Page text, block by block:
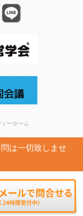
ーホーム
は一切致しませ